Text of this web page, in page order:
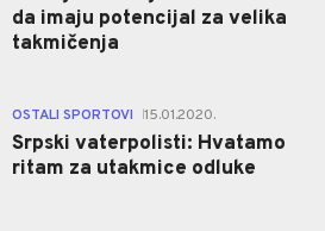
da imaju potencijal za velika
takmičenja
OSTALI SPORTOVI 15.01.2020.
Srpski vaterpolisti: Hvatamo
ritam za utakmice odluke